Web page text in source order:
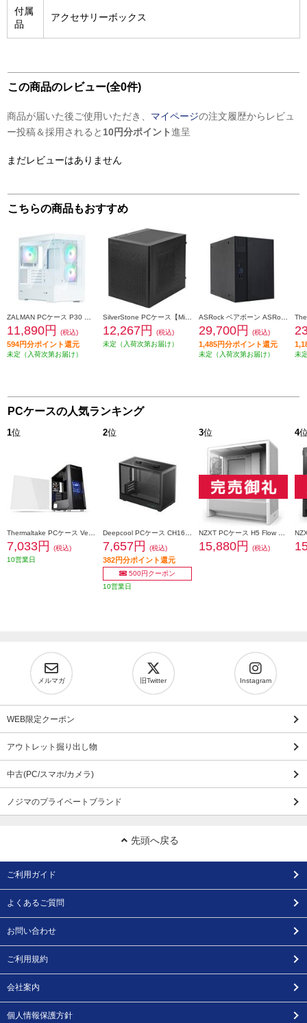
付属
品
アクセサリーボックス
この商品のレビュー(全0件)
商品が届いた後ご使用いただき、 マイページの注文履歴からレビュ
ー投稿＆採用されると 10円分ポイント進呈
まだレビューはありません
こちらの商品もおすすめ
ZALMAN PCケース P30 White V2 P30-White-V2
11,890円 (税込)
594円分ポイント還元
未定（入荷次第お届け）
SilverStone PCケース【Mini-ITX/SUGO 16/最大275mmのGPUに対応/120mmラジエーター対応/ATX PSU対応】 SST-SG16B
12,267円
(税込)
未定（入荷次第お届け）
ASRock ベアボーン ASRock DeskMeet X300/B/BB/BOX/JP DeskMeet-X300-B-BB-BOX-JP
29,700円 (税込)
1,485円分ポイント還元
未定（入荷次第お届け） 未
PCケースの人気ランキング
1位
Thermaltake PCケース Versa H26 Black /w casefan CA-1J5-00M1WN-01
7,033円
(税込)
10営業日
2位
Deepcool PCケース CH160 PLUS R-CH160-BKNGM0-G
7,657円 (税込)
382円分ポイント還元
500円クーポン
10営業日
3位
NZXT PCケース H5 Flow v2 White CC-H52FW-01
15,880円 (税込)
4
メルマガ 旧Twitter Instagram
WEB限定クーポン
アウトレット掘り出し物
中古(PC/スマホ/カメラ)
ノジマのプライベートブランド
先頭へ戻る
ご利用ガイド
よくあるご質問
お問い合わせ
ご利用規約
会社案内
個人情報保護方針